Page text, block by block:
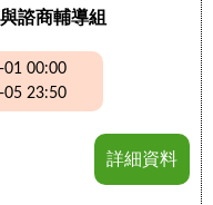
諮商輔導組
01 00:00
05 23:50
詳細資料